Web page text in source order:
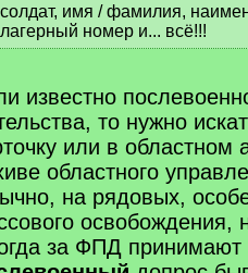
[
q
]
солдат, имя / фамилия,
лагерный номер и... всё!!!
[
q
]
известно
то нужно
или в областном
областного
на рядовых,
освобождения,
за ФПД принимают